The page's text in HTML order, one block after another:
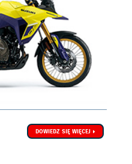
DOWIEDZ SIĘ WIĘCEJ